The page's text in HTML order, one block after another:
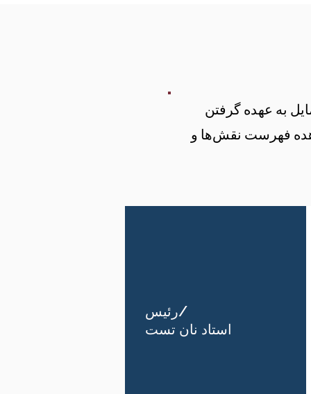
به عهده گرفتن
فهرست نقش‌ها و
رئیس/
استاد نان تست